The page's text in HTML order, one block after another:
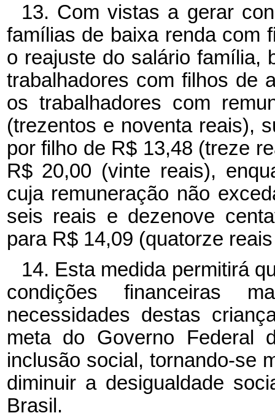
13. Com vistas a gerar
famílias de baixa renda com
o reajuste do salário família,
trabalhadores com filhos de
os trabalhadores com
(trezentos e noventa reais),
por filho de R$ 13,48 (treze
R$ 20,00 (vinte reais),
cuja remuneração não
seis reais e dezenove
para R$ 14,09 (quatorze
14. Esta medida permitirá
condições financeiras
necessidades destas
meta do Governo Federal
inclusão social, tornando-se
diminuir a desigualdade
Brasil.